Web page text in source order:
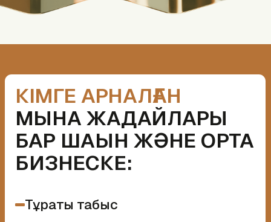
Келісімшарттарды орындау
тәжірибесі
қаржыландыру үшін)
25-ТЕН
ҚАРЖЫЛАНДЫРУ
ПАРАМЕТРЛЕРІ